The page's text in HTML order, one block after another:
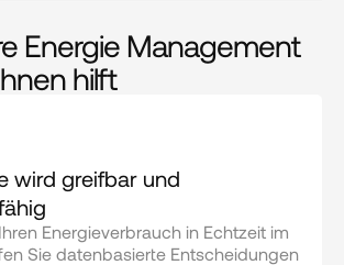
Energie Management
hilft
wird greifbar und
Energieverbrauch in Echtzeit im
Sie datenbasierte Entscheidungen